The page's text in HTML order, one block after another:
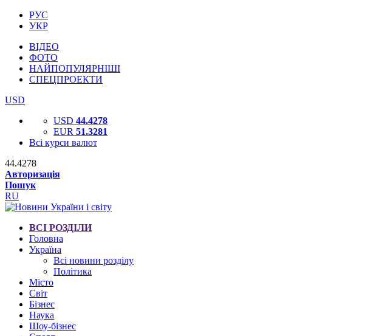
РУС
УКР
ВІДЕО
ФОТО
НАЙПОПУЛЯРНІШІ
СПЕЦПРОЕКТИ
USD
USD 44.4278
EUR 51.3281
Всі курси валют
44.4278
Авторизація
Пошук
RU
ВСІ РОЗДІЛИ
Головна
Україна
Всі новини розділу
Політика
Місто
Світ
Бізнес
Наука
Шоу-бізнес